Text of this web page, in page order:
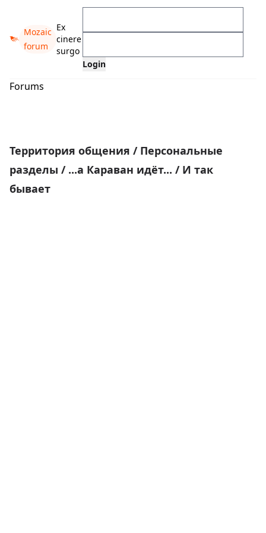
Mozaic
forum
Ex
cinere
surgo
Forums
Территория общения / Персональные
разделы / ...а Караван идёт... / И так
бывает